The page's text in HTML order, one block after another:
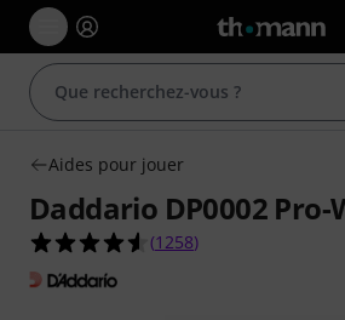
Aides pour jouer
Daddario DP0002 Pro-
4.6 étoiles sur 5
(1258)